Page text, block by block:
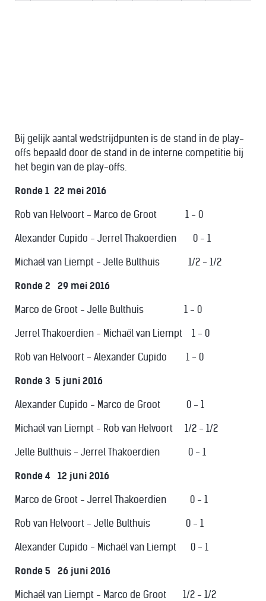
Bij gelijk aantal wedstrijdpunten is de stand in de play-
offs bepaald door de stand in de interne competitie bij
het begin van de play-offs.
Ronde 1 22 mei 2016
Rob van Helvoort - Marco de Groot 1 - 0
Alexander Cupido - Jerrel Thakoerdien 0 - 1
Michaël van Liempt - Jelle Bulthuis 1/2 - 1/2
Ronde 2 29 mei 2016
Marco de Groot - Jelle Bulthuis 1 - 0
Jerrel Thakoerdien - Michaël van Liempt 1 - 0
Rob van Helvoort - Alexander Cupido 1 - 0
Ronde 3 5 juni 2016
Alexander Cupido - Marco de Groot 0 - 1
Michaël van Liempt - Rob van Helvoort 1/2 - 1/2
Jelle Bulthuis - Jerrel Thakoerdien 0 - 1
Ronde 4 12 juni 2016
Marco de Groot - Jerrel Thakoerdien 0 - 1
Rob van Helvoort - Jelle Bulthuis 0 - 1
Alexander Cupido - Michaël van Liempt 0 - 1
Ronde 5 26 juni 2016
Michaël van Liempt - Marco de Groot 1/2 - 1/2